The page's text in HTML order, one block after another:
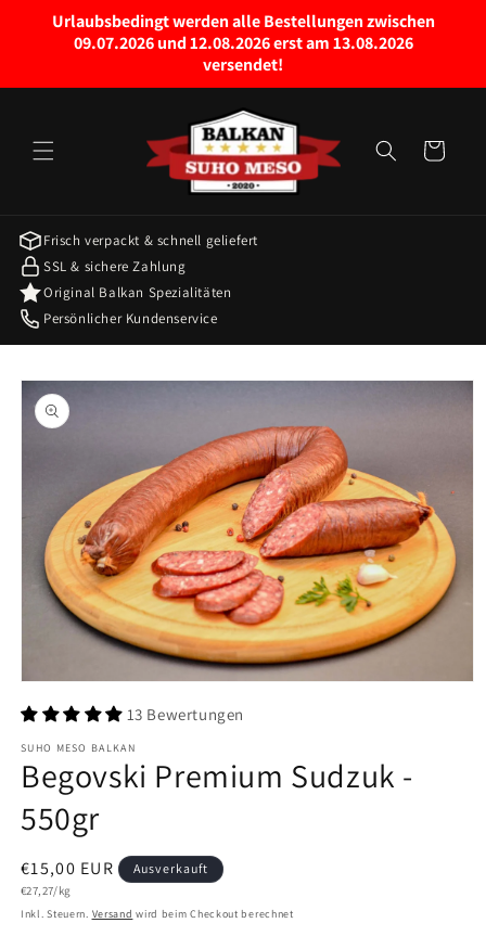
zum
Inhalt
Urlaubsbedingt werden alle Bestellungen zwischen
09.07.2026 und 12.08.2026 erst am 13.08.2026
versendet!
Warenkorb
Frisch verpackt & schnell geliefert
SSL & sichere Zahlung
Original Balkan Spezialitäten
Persönlicher Kundenservice
1
in
öffnen
13 Bewertungen
SUHO MESO BALKAN
Begovski Premium Sudzuk -
550gr
Normaler
Preis
€15,00 EUR
Grundpreis
€27,27/kg
Ausverkauft
Inkl. Steuern. Versand wird beim Checkout berechnet